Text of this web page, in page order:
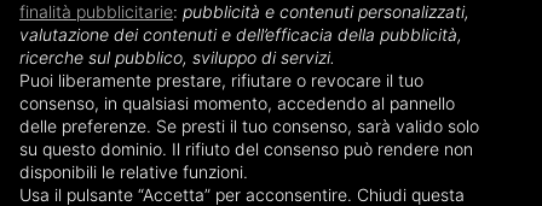
finalità pubblicitarie: pubblicità e contenuti personalizzati,
valutazione dei contenuti e dell’efficacia della pubblicità,
ricerche sul pubblico, sviluppo di servizi.
Puoi liberamente prestare, rifiutare o revocare il tuo
consenso, in qualsiasi momento, accedendo al pannello
delle preferenze. Se presti il tuo consenso, sarà valido solo
su questo dominio. Il rifiuto del consenso può rendere non
disponibili le relative funzioni.
Usa il pulsante “Accetta” per acconsentire. Chiudi questa
preparate e molto spesso sorgono i dubbi su
come comportarsi di fronte ai primi ostacoli. Un
tema molto delicato è l’ allattamento.
L’allattamento al seno è il
meglio per tuo figlio